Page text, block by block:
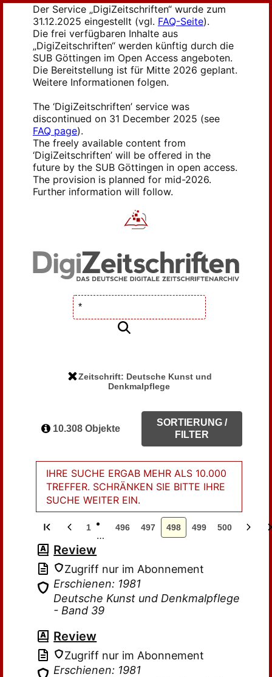
Der Service „DigiZeitschriften“ wurde zum
31.12.2025 eingestellt (vgl. FAQ-Seite).
Die frei verfügbaren Inhalte aus
„DigiZeitschriften“ werden künftig durch die
SUB Göttingen im Open Access angeboten.
Die Bereitstellung ist für Mitte 2026 geplant.
Weitere Informationen folgen.
The ‘DigiZeitschriften’ service was
discontinued on 31 December 2025 (see
FAQ page).
The freely available content from
‘DigiZeitschriften’ will be offered in the
future by the SUB Göttingen in open access.
The provision is planned for mid-2026.
Further information will follow.
Zeitschrift: Deutsche Kunst und
Denkmalpflege
10.308 Objekte
SORTIERUNG /
FILTER
IHRE SUCHE ERGAB MEHR ALS 10.000
TREFFER. SCHRÄNKEN SIE BITTE IHRE
SUCHE WEITER EIN.
1
…
496 497 498 499 500
Review
Zugriff nur im Abonnement
Erschienen: 1981
Deutsche Kunst und Denkmalpflege
- Band 39
Review
Zugriff nur im Abonnement
Erschienen: 1981